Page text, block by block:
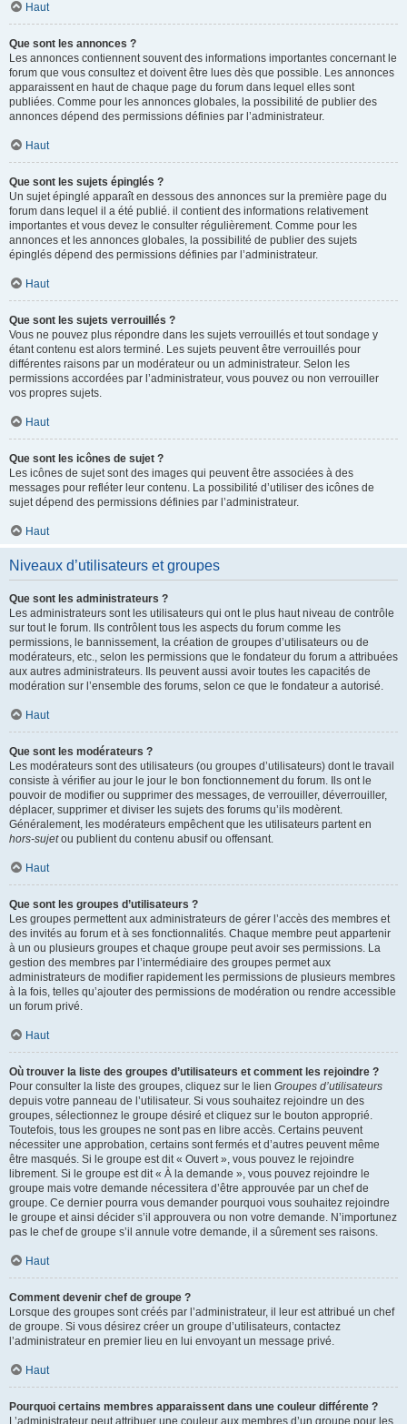
Haut
Que sont les annonces ?
Les annonces contiennent souvent des informations importantes concernant le
forum que vous consultez et doivent être lues dès que possible. Les annonces
apparaissent en haut de chaque page du forum dans lequel elles sont
publiées. Comme pour les annonces globales, la possibilité de publier des
annonces dépend des permissions définies par l’administrateur.
Haut
Que sont les sujets épinglés ?
Un sujet épinglé apparaît en dessous des annonces sur la première page du
forum dans lequel il a été publié. il contient des informations relativement
importantes et vous devez le consulter régulièrement. Comme pour les
annonces et les annonces globales, la possibilité de publier des sujets
épinglés dépend des permissions définies par l’administrateur.
Haut
Que sont les sujets verrouillés ?
Vous ne pouvez plus répondre dans les sujets verrouillés et tout sondage y
étant contenu est alors terminé. Les sujets peuvent être verrouillés pour
différentes raisons par un modérateur ou un administrateur. Selon les
permissions accordées par l’administrateur, vous pouvez ou non verrouiller
vos propres sujets.
Haut
Que sont les icônes de sujet ?
Les icônes de sujet sont des images qui peuvent être associées à des
messages pour refléter leur contenu. La possibilité d’utiliser des icônes de
sujet dépend des permissions définies par l’administrateur.
Haut
Niveaux d’utilisateurs et groupes
Que sont les administrateurs ?
Les administrateurs sont les utilisateurs qui ont le plus haut niveau de contrôle
sur tout le forum. Ils contrôlent tous les aspects du forum comme les
permissions, le bannissement, la création de groupes d’utilisateurs ou de
modérateurs, etc., selon les permissions que le fondateur du forum a attribuées
aux autres administrateurs. Ils peuvent aussi avoir toutes les capacités de
modération sur l’ensemble des forums, selon ce que le fondateur a autorisé.
Haut
Que sont les modérateurs ?
Les modérateurs sont des utilisateurs (ou groupes d’utilisateurs) dont le travail
consiste à vérifier au jour le jour le bon fonctionnement du forum. Ils ont le
pouvoir de modifier ou supprimer des messages, de verrouiller, déverrouiller,
déplacer, supprimer et diviser les sujets des forums qu’ils modèrent.
Généralement, les modérateurs empêchent que les utilisateurs partent en
hors-sujetou publient du contenu abusif ou offensant.
Haut
Que sont les groupes d’utilisateurs ?
Les groupes permettent aux administrateurs de gérer l’accès des membres et
des invités au forum et à ses fonctionnalités. Chaque membre peut appartenir
à un ou plusieurs groupes et chaque groupe peut avoir ses permissions. La
gestion des membres par l’intermédiaire des groupes permet aux
administrateurs de modifier rapidement les permissions de plusieurs membres
à la fois, telles qu’ajouter des permissions de modération ou rendre accessible
un forum privé.
Haut
Où trouver la liste des groupes d’utilisateurs et comment les rejoindre ?
Pour consulter la liste des groupes, cliquez sur le lien Groupes d’utilisateurs
depuis votre panneau de l’utilisateur. Si vous souhaitez rejoindre un des
groupes, sélectionnez le groupe désiré et cliquez sur le bouton approprié.
Toutefois, tous les groupes ne sont pas en libre accès. Certains peuvent
nécessiter une approbation, certains sont fermés et d’autres peuvent même
être masqués. Si le groupe est dit « Ouvert », vous pouvez le rejoindre
librement. Si le groupe est dit « À la demande », vous pouvez rejoindre le
groupe mais votre demande nécessitera d’être approuvée par un chef de
groupe. Ce dernier pourra vous demander pourquoi vous souhaitez rejoindre
le groupe et ainsi décider s’il approuvera ou non votre demande. N’importunez
pas le chef de groupe s’il annule votre demande, il a sûrement ses raisons.
Haut
Comment devenir chef de groupe ?
Lorsque des groupes sont créés par l’administrateur, il leur est attribué un chef
de groupe. Si vous désirez créer un groupe d’utilisateurs, contactez
l’administrateur en premier lieu en lui envoyant un message privé.
Haut
Pourquoi certains membres apparaissent dans une couleur différente ?
L’administrateur peut attribuer une couleur aux membres d’un groupe pour les